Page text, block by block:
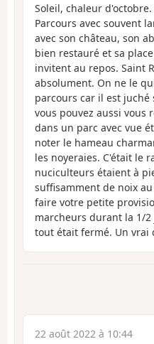
Soleil, chaleur
Parcours avec souvent
avec son château, son
bien restauré et sa
invitent au repos. Saint
absolument. On ne le
parcours car il est
vous pouvez aussi vous
dans un parc avec vue
noter le hameau
les noyeraies. C'était le
nuciculteurs étaient à
suffisamment de noix
faire votre petite
marcheurs durant la 1/
tout était fermé. Un vrai
22 août 2022 à 10:44